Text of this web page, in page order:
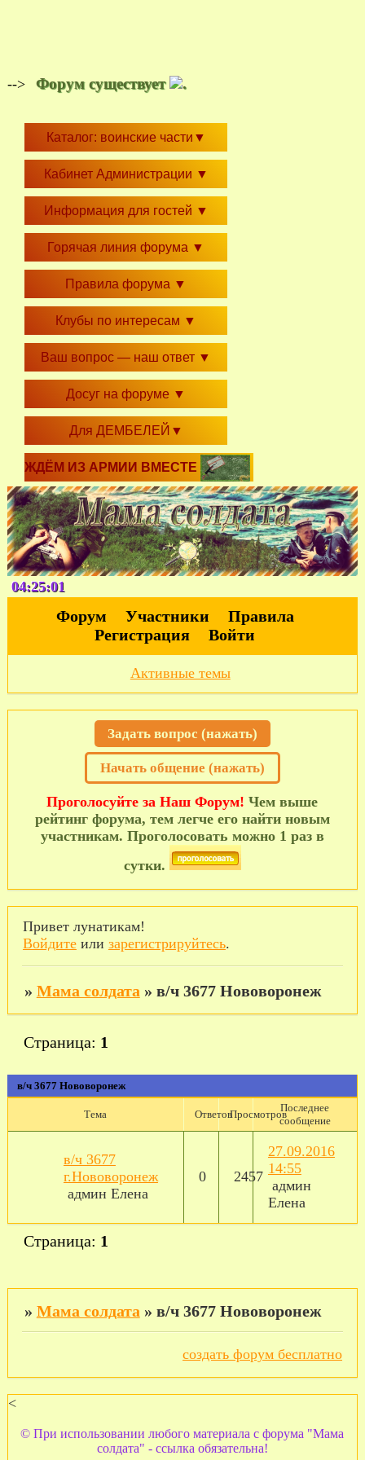
--> Форум существует .
Каталог: воинские части ▼
Кабинет Администрации ▼
Информация для гостей ▼
Горячая линия форума ▼
Правила форума ▼
Клубы по интересам ▼
Ваш вопрос — наш ответ ▼
Досуг на форуме ▼
Для ДЕМБЕЛЕЙ ▼
ЖДЁМ ИЗ АРМИИ ВМЕСТЕ
04:25:01
Форум Участники
Правила
Регистрация
Войти
Активные темы
Задать вопрос (нажать)
Начать общение (нажать)
Проголосуйте за Наш Форум! Чем выше
рейтинг форума, тем легче его найти новым
участникам. Проголосовать можно 1 раз в
сутки.
Привет лунатикам!
Войдитеили зарегистрируйтесь.
» Мама солдата » в/ч 3677 Нововоронеж
в/ч 3677 Нововоронеж
Страница: 1
Тема ОтветовПросмотров
Последнее
сообщение
в/ч 3677
г.Нововоронеж
админ Елена
0 2457
27.09.2016
14:55
админ
Елена
Страница: 1
» Мама солдата » в/ч 3677 Нововоронеж
создать форум бесплатно
<
© При использовании любого материала с форума "Мама
солдата" - ссылка обязательна!